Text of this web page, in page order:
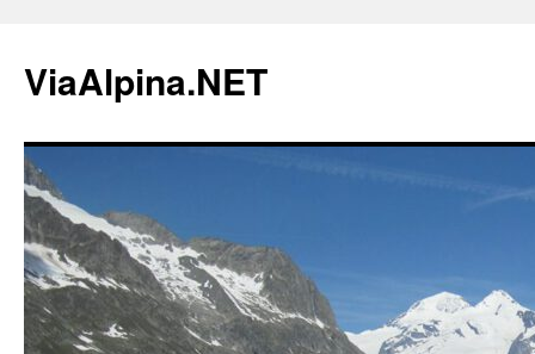
contenu
ViaAlpina.NET